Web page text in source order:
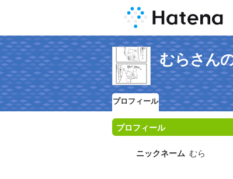
むらさん
プロフィール
プロフィール
ニックネーム むら